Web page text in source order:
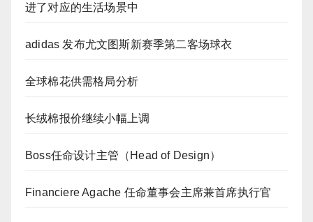
进了对应的生活场景中
adidas 发布尤文图斯新赛季第二客场球衣
全球棉花供需格局分析
长绒棉报价继续小幅上调
Boss任命设计主管（Head of Design）
Financiere Agache 任命董事会主席兼首席执行官